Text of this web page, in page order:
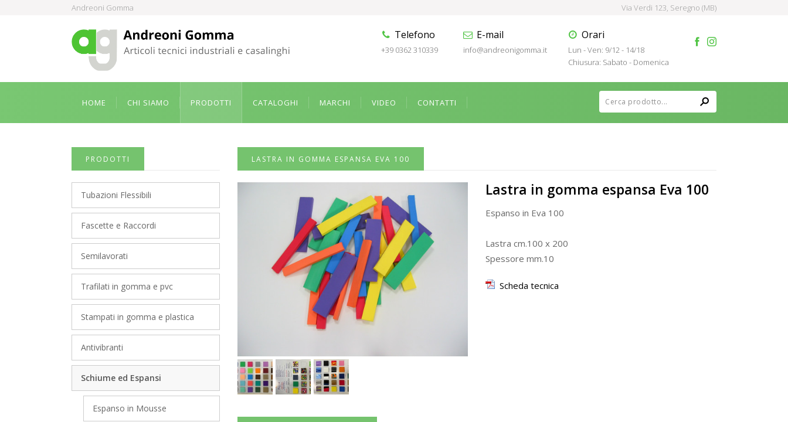
Andreoni Gomma Via Verdi 123, Seregno (MB)
Telefono
+39 0362 310339
E-mail
info@andreonigomma.it
Orari
Lun - Ven: 9/12 - 14/18
Chiusura: Sabato - Domenica
HOME CHI SIAMO PRODOTTI CATALOGHI MARCHI VIDEO CONTATTI
PRODOTTI
Tubazioni Flessibili
Fascette e Raccordi
Semilavorati
Trafilati in gomma e pvc
Stampati in gomma e plastica
Antivibranti
Schiume ed Espansi
Espanso in Mousse
LASTRA IN GOMMA ESPANSA EVA 100
Lastra in gomma espansa Eva 100
Espanso in Eva 100
Lastra cm.100 x 200
Spessore mm.10
Scheda tecnica